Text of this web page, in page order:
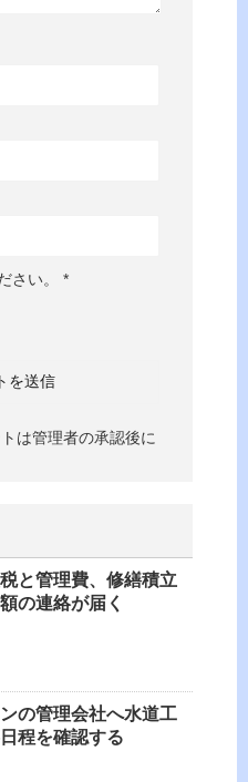
さい。 *
は管理者の承認後に
と管理費、修繕積立
の連絡が届く
の管理会社へ水道工
程を確認する